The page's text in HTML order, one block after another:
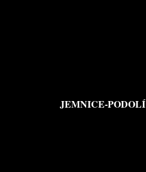
JEMNICE-PODOLÍ